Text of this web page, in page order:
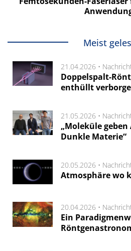
Meist
21.04.2026 •
Doppelspalt-
enthüllt
21.05.2026 •
„Moleküle
Dunkle Materie“
20.05.2026 •
Atmosphäre wo
20.04.2026 •
Ein